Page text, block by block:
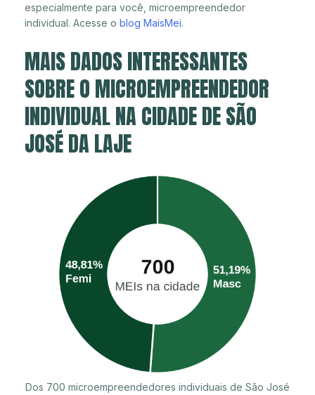
especialmente para você, microempreendedor
individual. Acesse o blog MaisMei.
MAIS DADOS INTERESSANTES
SOBRE O MICROEMPREENDEDOR
INDIVIDUAL NA CIDADE DE SÃO
JOSÉ DA LAJE
Dos 700 microempreendedores individuais de São José